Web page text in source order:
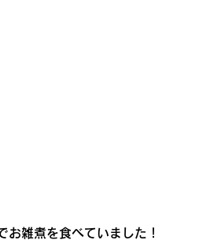
お雑煮を食べていました！